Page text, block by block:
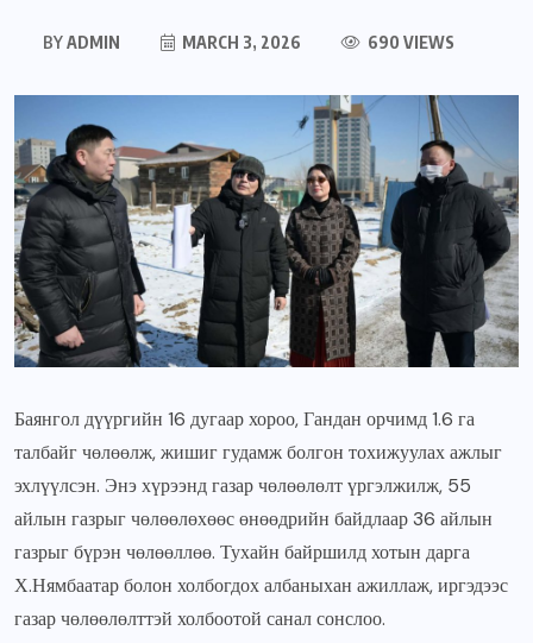
BYADMIN MARCH 3, 2026 690 VIEWS
Баянгол дүүргийн 16 дугаар хороо, Гандан орчимд 1.6 га
талбайг чөлөөлж, жишиг гудамж болгон тохижуулах ажлыг
эхлүүлсэн. Энэ хүрээнд газар чөлөөлөлт үргэлжилж, 55
айлын газрыг чөлөөлөхөөс өнөөдрийн байдлаар 36 айлын
газрыг бүрэн чөлөөллөө. Тухайн байршилд хотын дарга
Х.Нямбаатар болон холбогдох албаныхан ажиллаж, иргэдээс
газар чөлөөлөлттэй холбоотой санал сонслоо.